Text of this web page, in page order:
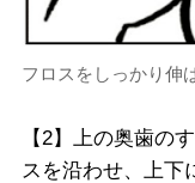
フロスをしっかり伸
【2】上の奥歯の
スを沿わせ、上下